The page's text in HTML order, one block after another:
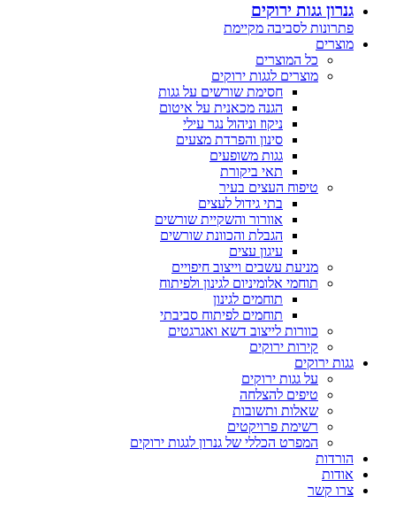
גנרון גגות ירוקים
פתרונות לסביבה מקיימת
מוצרים
כל המוצרים
מוצרים לגגות ירוקים
חסימת שורשים על גגות
הגנה מכאנית על איטום
ניקוז וניהול נגר עילי
סינון והפרדת מצעים
גגות משופעים
תאי ביקורת
טיפוח העצים בעיר
בתי גידול לעצים
אוורור והשקיית שורשים
הגבלת והכוונת שורשים
עיגון עצים
מניעת עשבים וייצוב חיפויים
תוחמי אלומיניום לגינון ולפיתוח
תוחמים לגינון
תוחמים לפיתוח סביבתי
כוורות לייצוב דשא ואגרגטים
קירות ירוקים
גגות ירוקים
על גגות ירוקים
טיפים להצלחה
שאלות ותשובות
רשימת פרויקטים
המפרט הכללי של גנרון לגגות ירוקים
הורדות
אודות
צרו קשר